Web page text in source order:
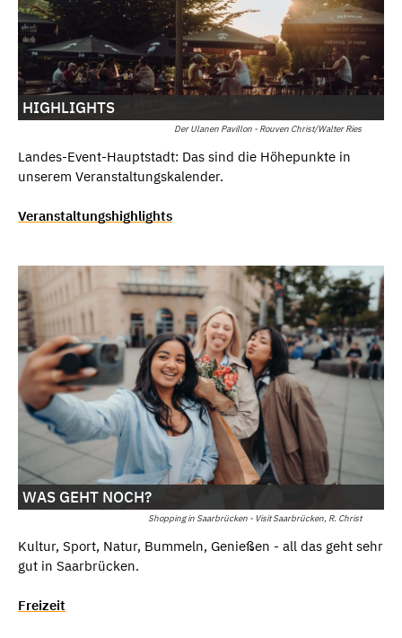
Der Ulanen Pavillon - Rouven Christ/Walter Ries
HIGHLIGHTS
Landes-Event-Hauptstadt: Das sind die Höhepunkte in
unserem Veranstaltungskalender.
Veranstaltungshighlights
Shopping in Saarbrücken - Visit Saarbrücken, R. Christ
WAS GEHT NOCH?
Kultur, Sport, Natur, Bummeln, Genießen - all das geht sehr
gut in Saarbrücken.
Freizeit